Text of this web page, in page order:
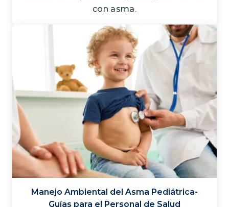
con asma.
Manejo Ambiental del Asma Pediátrica-
Guías para el Personal de Salud